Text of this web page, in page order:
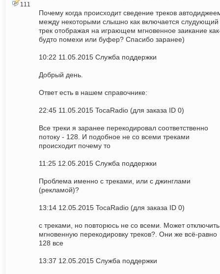
111
Почему когда происходит сведение треков
между некоторыми слышно как включается слудующий
трек отображая на играющем мгновенное заикание
будто помехи или буфер? Спасибо заранее)
10:22 11.05.2015 Служба поддержки
Добрый день.
Ответ есть в нашем справочнике:
22:45 11.05.2015 TocaRadio (для заказа ID 0)
Все треки я заранее перекодировал соответственно
потоку - 128. И подобное не со всеми треками
происходит почему то
11:25 12.05.2015 Служба поддержки
Проблема именно с треками, или с джинглами
(рекламой)?
13:14 12.05.2015 TocaRadio (для заказа ID 0)
с треками, но повторюсь не со всеми. Может отключить
мгновенную перекодировку треков?. Они же всё-равно
128 все
13:37 12.05.2015 Служба поддержки